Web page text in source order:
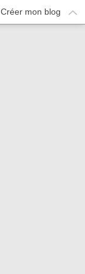
Créer mon blog